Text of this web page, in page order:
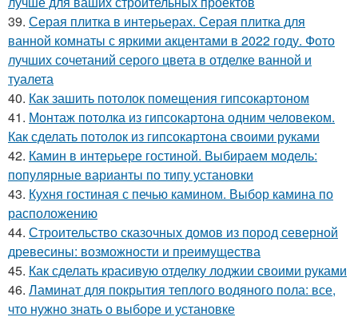
39. Серая плитка в интерьерах. Серая плитка для
ванной комнаты с яркими акцентами в 2022 году. Фото
лучших сочетаний серого цвета в отделке ванной и
туалета
40. Как зашить потолок помещения гипсокартоном
41. Монтаж потолка из гипсокартона одним человеком.
Как сделать потолок из гипсокартона своими руками
42. Камин в интерьере гостиной. Выбираем модель:
популярные варианты по типу установки
43. Кухня гостиная с печью камином. Выбор камина по
расположению
44. Строительство сказочных домов из пород северной
древесины: возможности и преимущества
45. Как сделать красивую отделку лоджии своими руками
46. Ламинат для покрытия теплого водяного пола: все,
что нужно знать о выборе и установке